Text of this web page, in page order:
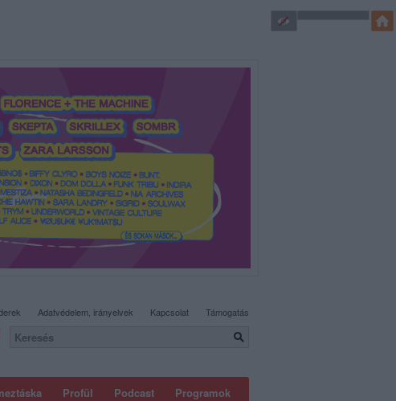
Profül Podcast Programok
Adatvédelem, irányelvek Kapcsolat Támogatás
SÜTI BEÁLLÍTÁSOK MÓDOSÍTÁSA